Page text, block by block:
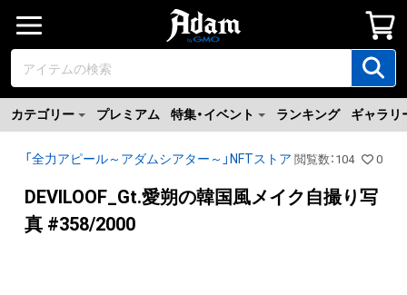
カテゴリー プレミアム 特集・イベント ランキング ギャラリ
「全力アピール～アダムシアター～」NFTストア 閲覧数 ： 104 0
DEVILOOF_Gt.愛朔の韓国風メイク自撮り写
真 #358/2000